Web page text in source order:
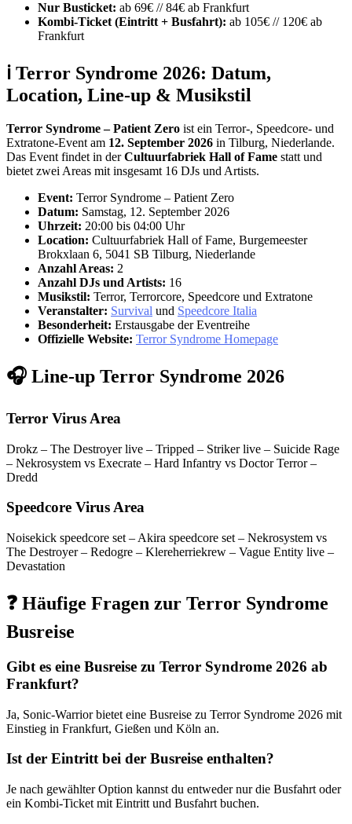
Nur Busticket: ab 69€ // 84€ ab Frankfurt
Kombi-Ticket (Eintritt + Busfahrt): ab 105€ // 120€ ab
Frankfurt
ℹ️ Terror Syndrome 2026: Datum,
Location, Line-up & Musikstil
Terror Syndrome – Patient Zero ist ein Terror-, Speedcore- und
Extratone-Event am 12. September 2026 in Tilburg, Niederlande.
Das Event findet in derCultuurfabriek Hall of Fame statt und
bietet zwei Areas mit insgesamt 16 DJs und Artists.
Event: Terror Syndrome – Patient Zero
Datum: Samstag, 12. September 2026
Uhrzeit: 20:00 bis 04:00 Uhr
Location: Cultuurfabriek Hall of Fame, Burgemeester
Brokxlaan 6, 5041 SB Tilburg, Niederlande
Anzahl Areas: 2
Anzahl DJs und Artists: 16
Musikstil: Terror, Terrorcore, Speedcore und Extratone
Veranstalter: Survival und Speedcore Italia
Besonderheit: Erstausgabe der Eventreihe
Offizielle Website: Terror Syndrome Homepage
🎧 Line-up Terror Syndrome 2026
Terror Virus Area
Drokz – The Destroyer live – Tripped – Striker live – Suicide Rage
– Nekrosystem vs Execrate – Hard Infantry vs Doctor Terror –
Dredd
Speedcore Virus Area
Noisekick speedcore set – Akira speedcore set – Nekrosystem vs
The Destroyer – Redogre – Klereherriekrew – Vague Entity live –
Devastation
❓ Häufige Fragen zur Terror Syndrome
Busreise
Gibt es eine Busreise zu Terror Syndrome 2026 ab
Frankfurt?
Ja, Sonic-Warrior bietet eine Busreise zu Terror Syndrome 2026 mit
Einstieg in Frankfurt, Gießen und Köln an.
Ist der Eintritt bei der Busreise enthalten?
Je nach gewählter Option kannst du entweder nur die Busfahrt oder
ein Kombi-Ticket mit Eintritt und Busfahrt buchen.